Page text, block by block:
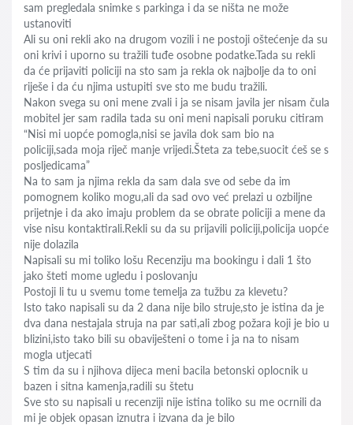
sam pregledala snimke s parkinga i da se ništa ne može
ustanoviti
Ali su oni rekli ako na drugom vozili i ne postoji oštećenje da su
oni krivi i uporno su tražili tuđe osobne podatke.Tada su rekli
da će prijaviti policiji na sto sam ja rekla ok najbolje da to oni
riješe i da ću njima ustupiti sve sto me budu tražili.
Nakon svega su oni mene zvali i ja se nisam javila jer nisam čula
mobitel jer sam radila tada su oni meni napisali poruku citiram
“Nisi mi uopće pomogla,nisi se javila dok sam bio na
policiji,sada moja riječ manje vrijedi.Šteta za tebe,suocit ćeš se s
posljedicama”
Na to sam ja njima rekla da sam dala sve od sebe da im
pomognem koliko mogu,ali da sad ovo već prelazi u ozbiljne
prijetnje i da ako imaju problem da se obrate policiji a mene da
vise nisu kontaktirali.Rekli su da su prijavili policiji,policija uopće
nije dolazila
Napisali su mi toliko lošu Recenziju ma bookingu i dali 1 što
jako šteti mome ugledu i poslovanju
Postoji li tu u svemu tome temelja za tužbu za klevetu?
Isto tako napisali su da 2 dana nije bilo struje,sto je istina da je
dva dana nestajala struja na par sati,ali zbog požara koji je bio u
blizini,isto tako bili su obaviješteni o tome i ja na to nisam
mogla utjecati
S tim da su i njihova dijeca meni bacila betonski oplocnik u
bazen i sitna kamenja,radili su štetu
Sve sto su napisali u recenziji nije istina toliko su me ocrnili da
mi je objek opasan iznutra i izvana da je bilo